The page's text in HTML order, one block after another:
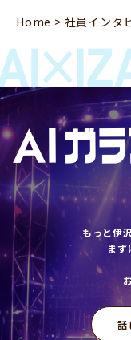
Home > 社員インタ
もっと伊
ま
話